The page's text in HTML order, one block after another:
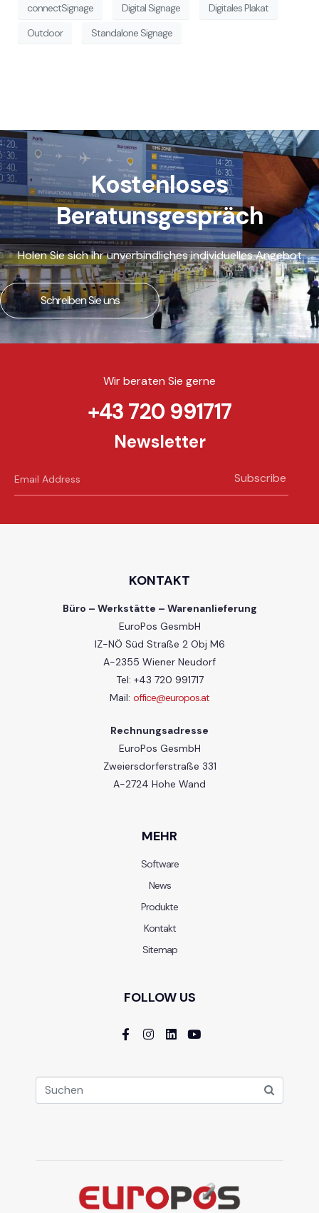
connectSignage Digital Signage
Digitales Plakat
Outdoor
Standalone Signage
Kostenloses
Beratunsgespräch
Holen Sie sich ihr unverbindliches individuelles Angebot
Schreiben Sie uns
Wir beraten Sie gerne
+43 720 991717
Newsletter
Subscribe
KONTAKT
Büro – Werkstätte – Warenanlieferung
EuroPos GesmbH
IZ-NÖ Süd Straße 2 Obj M6
A-2355 Wiener Neudorf
Tel: +43 720 991717
Mail: office@europos.at
Rechnungsadresse
EuroPos GesmbH
Zweiersdorferstraße 331
A-2724 Hohe Wand
MEHR
Software
News
Produkte
Kontakt
Sitemap
FOLLOW US